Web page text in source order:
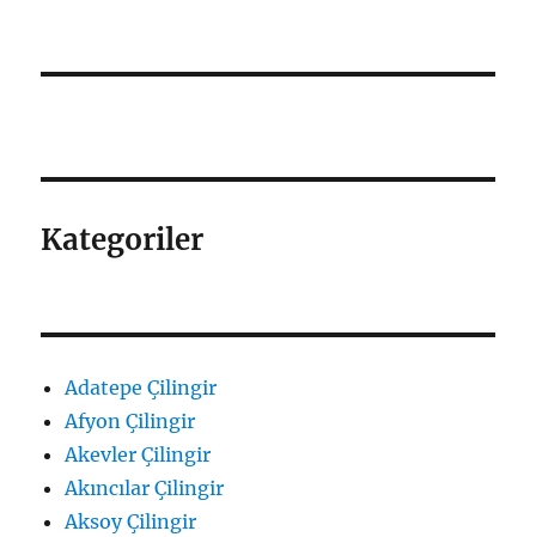
Kategoriler
Adatepe Çilingir
Afyon Çilingir
Akevler Çilingir
Akıncılar Çilingir
Aksoy Çilingir